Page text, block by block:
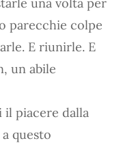
parecchie colpe
E riunirle. E
un abile
il piacere dalla
questo